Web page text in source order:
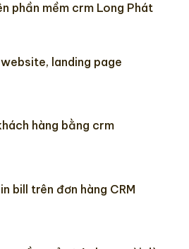
phần mềm crm Long Phát
landing page
hàng bằng crm
bill trên đơn hàng CRM